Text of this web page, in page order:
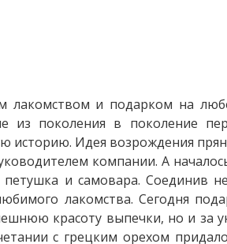
и подарком на
поколения в поколение
историю. Идея возрождения
компании. А
и самовара. Соединив
лакомства. Сегодня
красоту выпечки, но и за
с грецким орехом